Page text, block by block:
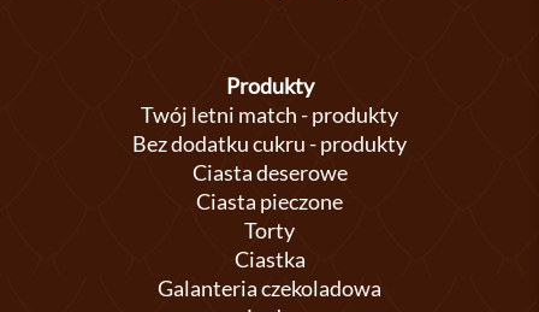
Produkty
Twój letni match - produkty
Bez dodatku cukru - produkty
Ciasta deserowe
Ciasta pieczone
Torty
Ciastka
Galanteria czekoladowa